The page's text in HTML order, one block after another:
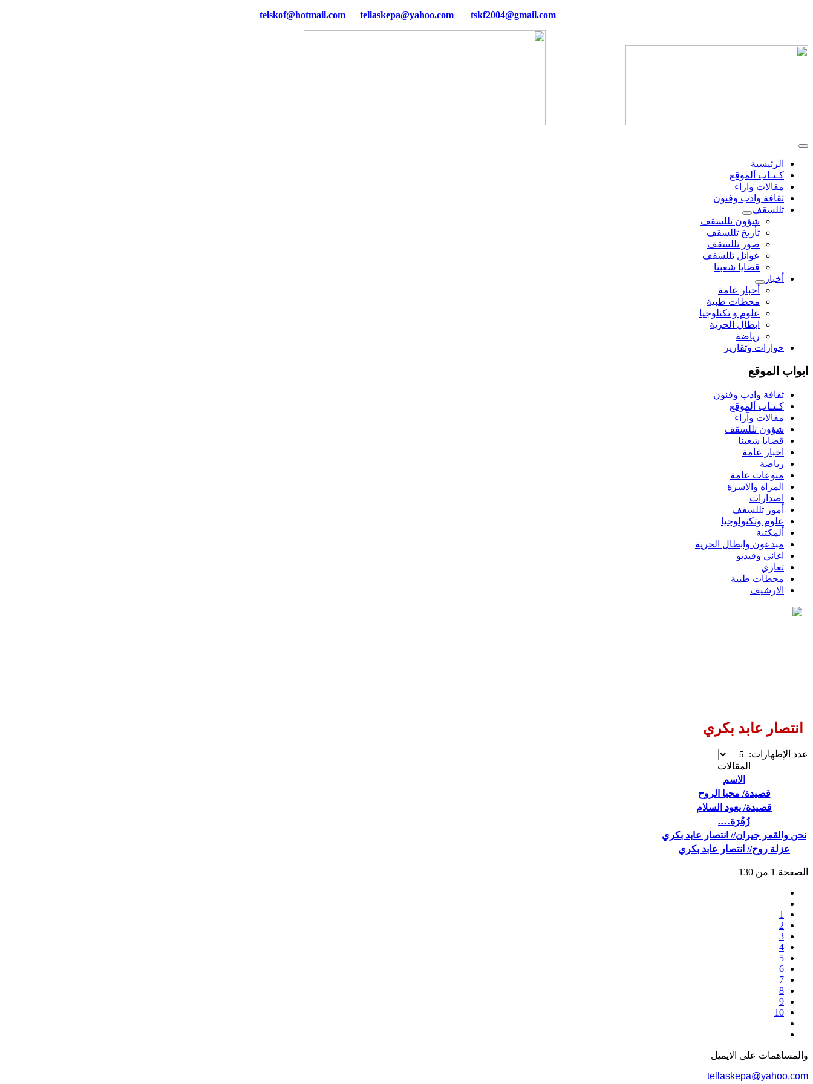
tellaskepa@yahoo.com tskf2004@gmail.com
الرئيسية
كـتـاب ألموقع
مقالات واراء
ثقافة وادب وفنون
تللسقف
شؤون تللسقف
تأريخ تللسقف
صور تللسقف
عوائل تللسقف
قضايا شعبنا
أخبار
أخبار عامة
محطات طبية
علوم و تکنلوجیا
ابطال الحرية
رياضة
حوارات وتقارير
ابواب الموقع
ثقافة وادب وفنون
كـتـاب ألموقع
مقالات وآراء
شؤون تللسقف
قضايا شعبنا
اخبار عامة
رياضة
منوعات عامة
المراة والاسرة
اصدارات
أمور تللسقف
علوم وتكنولوجيا
ألمكتبة
مبدعون وابطال الحرية
اغاني وفيديو
تعازي
محطات طبية
الارشيف
انتصار عابد بكري
عدد الإظهارات:
المقالات
الاسم
قصيدة/ محيا الروح
قصيدة/ يعود السلام
زُهْرَة….
نحن والقمر جيران// انتصار عابد بكري
عزلة روح// انتصار عابد بكري
الصفحة 1 من 130
1
2
3
4
5
6
7
8
9
10
والمساهمات علی الایمیل
tellaskepa@yahoo.com